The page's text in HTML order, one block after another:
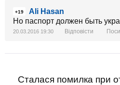
+19
Ali Hasan
Но паспорт должен быть
20.03.2016 19:30 Відповісти
Сталася помилка при